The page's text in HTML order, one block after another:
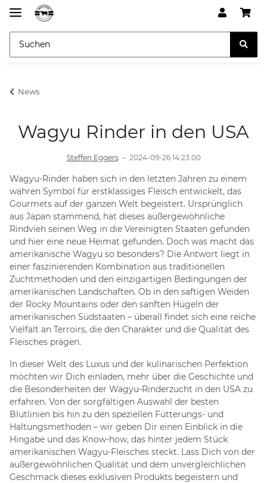
News
Wagyu Rinder in den USA
Steffen Eggers– 2024-09-26 14:23:00
Wagyu-Rinder haben sich in den letzten Jahren zu einem
wahren Symbol für erstklassiges Fleisch entwickelt, das
Gourmets auf der ganzen Welt begeistert. Ursprünglich
aus Japan stammend, hat dieses außergewöhnliche
Rindvieh seinen Weg in die Vereinigten Staaten gefunden
und hier eine neue Heimat gefunden. Doch was macht das
amerikanische Wagyu so besonders? Die Antwort liegt in
einer faszinierenden Kombination aus traditionellen
Zuchtmethoden und den einzigartigen Bedingungen der
amerikanischen Landschaften. Ob in den saftigen Weiden
der Rocky Mountains oder den sanften Hügeln der
amerikanischen Südstaaten – überall findet sich eine reiche
Vielfalt an Terroirs, die den Charakter und die Qualität des
Fleisches prägen.
In dieser Welt des Luxus und der kulinarischen Perfektion
möchten wir Dich einladen, mehr über die Geschichte und
die Besonderheiten der Wagyu-Rinderzucht in den USA zu
erfahren. Von der sorgfältigen Auswahl der besten
Blutlinien bis hin zu den speziellen Fütterungs- und
Haltungsmethoden – wir geben Dir einen Einblick in die
Hingabe und das Know-how, das hinter jedem Stück
amerikanischen Wagyu-Fleisches steckt. Lass Dich von der
außergewöhnlichen Qualität und dem unvergleichlichen
Geschmack dieses exklusiven Produkts begeistern und